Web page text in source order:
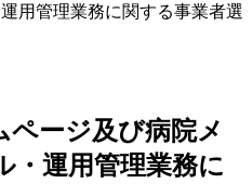
用管理業務に関する事業者選
ページ及び病院メ
・運用管理業務に